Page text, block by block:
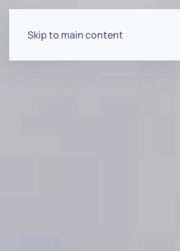
Skip to main content